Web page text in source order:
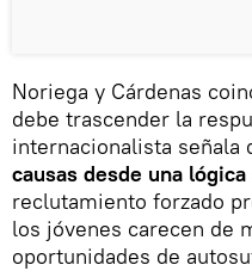
Noriega y Cárdenas
debe trascender la
internacionalista señala
causas desde una
reclutamiento forzado
los jóvenes carecen de
oportunidades de